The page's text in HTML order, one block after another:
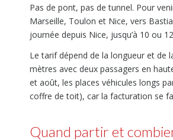
Pas de pont, pas de tunnel. Pour
Marseille, Toulon et Nice, vers
journée depuis Nice, jusqu’à 10 ou
Le tarif dépend de la longueur et de
mètres avec deux passagers en
et août, les places véhicules longs
coffre de toit), car la facturation se
Quand partir et